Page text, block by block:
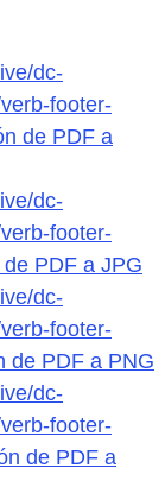
dc-
footer-
de PDF a
dc-
footer-
PDF a JPG
dc-
footer-
de PDF a PNG
dc-
footer-
de PDF a